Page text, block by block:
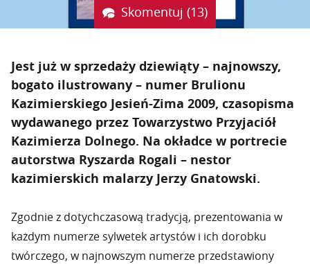
Skomentuj (13)
Jest już w sprzedaży dziewiąty – najnowszy,
bogato ilustrowany – numer Brulionu
Kazimierskiego Jesień-Zima 2009, czasopisma
wydawanego przez Towarzystwo Przyjaciół
Kazimierza Dolnego. Na okładce w portrecie
autorstwa Ryszarda Rogali – nestor
kazimierskich malarzy Jerzy Gnatowski.
Zgodnie z dotychczasową tradycją, prezentowania w
każdym numerze sylwetek artystów i ich dorobku
twórczego, w najnowszym numerze przedstawiony